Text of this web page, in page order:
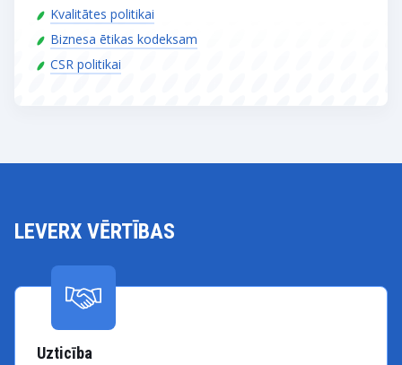
Kvalitātes politikai
Biznesa ētikas kodeksam
CSR politikai
LEVERX VĒRTĪBAS
Uzticība